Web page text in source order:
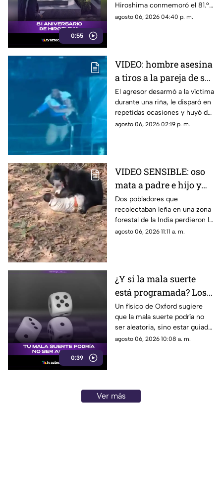
0:55
Hiroshima conmemoró el 81.°
aniversario del devastador
agosto 06, 2026 04:40 p. m.
VIDEO: hombre asesina
a tiros a la pareja de su
ex tras pelea en rodeo
El agresor desarmó a la víctima
durante una riña, le disparó en
repetidas ocasiones y huyó de
la escena.
agosto 06, 2026 02:19 p. m.
VIDEO SENSIBLE: oso
mata a padre e hijo y
deja a una persona
herida
Dos pobladores que
recolectaban leña en una zona
forestal de la India perdieron la
vida; un oficial fue reportado
agosto 06, 2026 11:11 a. m.
0:39
¿Y si la mala suerte
está programada? Los
patrones ocultos detrás
del azar
Un físico de Oxford sugiere
que la mala suerte podría no
ser aleatoria, sino estar guiada
por leyes ocultas y fuerzas
agosto 06, 2026 10:08 a. m.
Ver más